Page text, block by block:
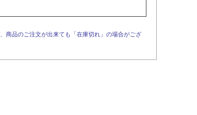
商品のご注文が出来ても「在庫切れ」の場合がござ